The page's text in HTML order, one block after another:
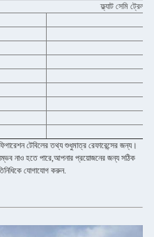
ফ্ল্যাট সেমি ট্রেলার
টেবিলের তথ্য শুধুমাত্র রেফারেন্সের জন্য।
নাও হতে পারে,আপনার প্রয়োজনের জন্য সঠিক
যোগাযোগ করুন.